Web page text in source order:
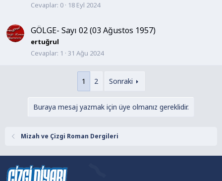
Cevaplar 0 18 Eyl 2024
GÖLGE- Sayı 02 (03 Ağustos 1957)
ertuğrul
Cevaplar 1 31 Ağu 2024
1 2 Sonraki
Buraya mesaj yazmak için üye olmanız gereklidir.
Mizah ve Çizgi Roman Dergileri